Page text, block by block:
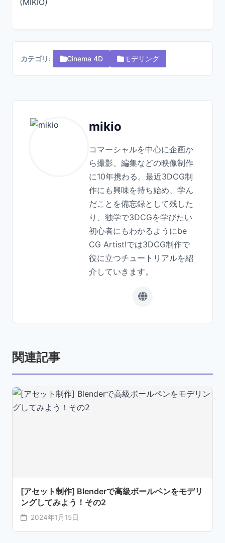
カテゴリ: Cinema 4D モデリング
mikio
コマーシャルを中心に企画か
ら撮影、編集などの映像制作
に10年携わる。最近3DCG制
作にも興味を持ち始め、学ん
だことを備忘録として残した
り、独学で3DCGを学びたい
初心者にもわかるようにbe
CG Artist!では3DCG制作で
役に立つチュートリアルを紹
介していきます。
関連記事
[アセット制作] Blenderで高級ボールペンをモデリ
ングしてみよう！その2
2024年1月15日